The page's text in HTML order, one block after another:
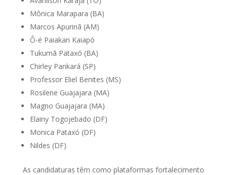
Mônica Marapara (BA)
Marcos Apurinã (AM)
Ô-é Paiakan Kaiapó
Tukumã Pataxó (BA)
Chirley Pankará (SP)
Professor Eliel Benites (MS)
Rosilene Guajajara (MA)
Magno Guajajara (MA)
Elainy Togojebado (DF)
Monica Pataxó (DF)
Nildes (DF)
As candidaturas têm como plataformas fortalecimento